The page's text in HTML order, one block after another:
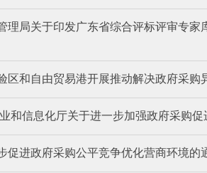
理局关于印发广东省综合评标评审专家
区和自由贸易港开展推动解决政府采购
和信息化厅关于进一步加强政府采购
促进政府采购公平竞争优化营商环境的